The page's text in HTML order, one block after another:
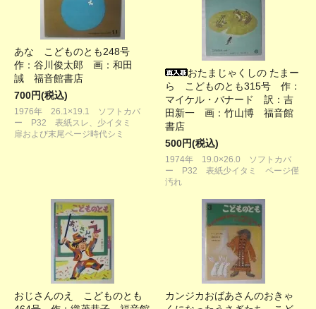
あな こどものとも248号
作：谷川俊太郎 画：和田
誠 福音館書店
700円(税込)
1976年 26.1×19.1 ソフトカバ
ー P32 表紙スレ、少イタミ
扉および末尾ページ時代シミ
おたまじゃくしの たまー
ら こどものとも315号 作：
マイケル・バナード 訳：吉
田新一 画：竹山博 福音館
書店
500円(税込)
1974年 19.0×26.0 ソフトカバ
ー P32 表紙少イタミ ページ僅
汚れ
おじさんのえ こどものとも
カンジカおばあさんのおきゃ